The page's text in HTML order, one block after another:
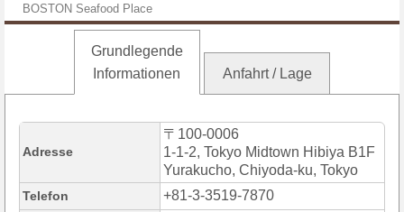
BOSTON Seafood Place
Grundlegende
Informationen
Anfahrt / Lage
Adresse
〒100-0006
1-1-2, Tokyo Midtown Hibiya B1F
Yurakucho, Chiyoda-ku, Tokyo
Telefon +81-3-3519-7870